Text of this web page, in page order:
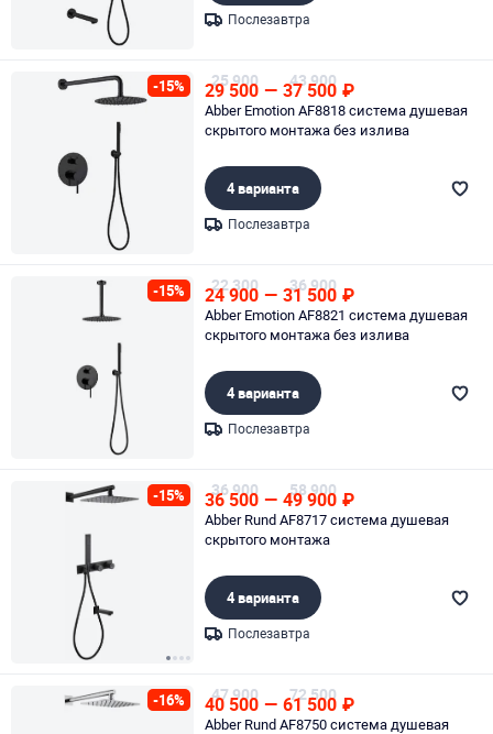
Послезавтра
-15% 25 900
29 500 — 43 900
37 500 ₽
Abber Emotion AF8818 система душевая
скрытого монтажа без излива
4 варианта
Послезавтра
-15% 22 300
24 900 — 36 900
31 500 ₽
Abber Emotion AF8821 система душевая
скрытого монтажа без излива
4 варианта
Послезавтра
-15% 36 900
36 500 — 58 900
49 900 ₽
Abber Rund AF8717 система душевая
скрытого монтажа
4 варианта
Послезавтра
-16% 47 900
40 500 — 72 500
61 500 ₽
Abber Rund AF8750 система душевая